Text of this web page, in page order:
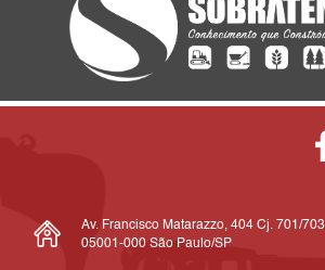
Av. Francisco Matarazzo, 404 Cj. 701/
05001-000 São Paulo/SP